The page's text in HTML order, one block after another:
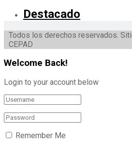
Destacado
Todos los derechos reservados.
CEPAD
Welcome Back!
Login to your account below
Remember Me